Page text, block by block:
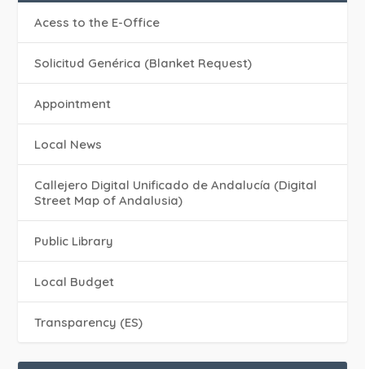
Acess to the E-Office
Solicitud Genérica (Blanket Request)
Appointment
Local News
Callejero Digital Unificado de Andalucía (Digital
Street Map of Andalusia)
Public Library
Local Budget
Transparency (ES)